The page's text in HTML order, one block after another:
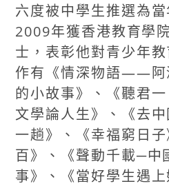
六度被中學生推選為當
2009年獲香港教育學
士，表彰他對青少年
作有《情深物語——阿
的小故事》、《聽君
文學論人生》、《去
一趟》、《幸福窮日
百》、《聲動千載─中
事》、《當好學生遇